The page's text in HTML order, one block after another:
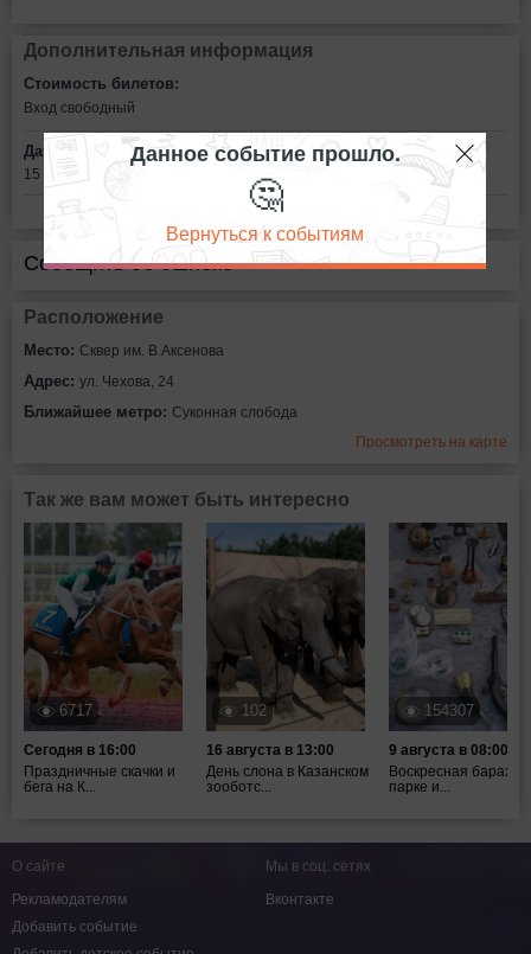
Дополнительная информация
Стоимость билетов:
Вход свободный
Дата:
15 августа в 21:00
Сообщить об ошибке
Расположение
Место: Сквер им. В.Аксенова
Адрес: ул. Чехова, 24
Ближайшее метро: Суконная слобода
Просмотреть на карте
Так же вам может быть интересно
6717
Сегодня в 16:00
Праздничные скачки и
бега на К...
102
16 августа в 13:00
День слона в Казанском
зооботс...
154307
9 августа в 08:00
Воскресная
парке и...
Данное событие прошло.
🤔
Вернуться к событиям
О сайте
Рекламодателям
Добавить событие
Мы в соц. сетях
Вконтакте